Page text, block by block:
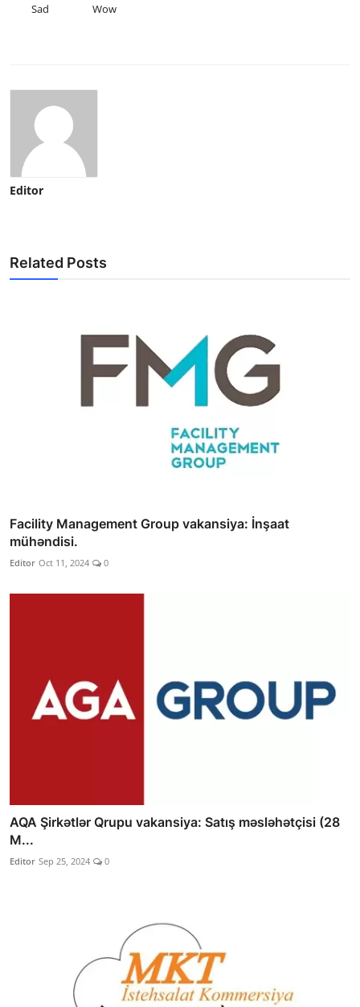
Sad Wow
Editor
Related Posts
Facility Management Group vakansiya: İnşaat
mühəndisi.
Editor Oct 11, 2024 0
AQA Şirkətlər Qrupu vakansiya: Satış məsləhətçisi (28
M...
Editor Sep 25, 2024 0